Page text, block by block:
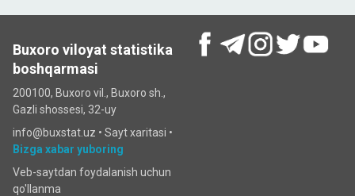
Buxoro viloyat statistika
boshqarmasi
200100, Buxoro vil., Buxoro sh.,
Gazli shossesi, 32-uy
info@buxstat.uz • Sayt xaritasi •
Bizga xabar yuboring
Veb-saytdan foydalanish uchun
qo'llanma